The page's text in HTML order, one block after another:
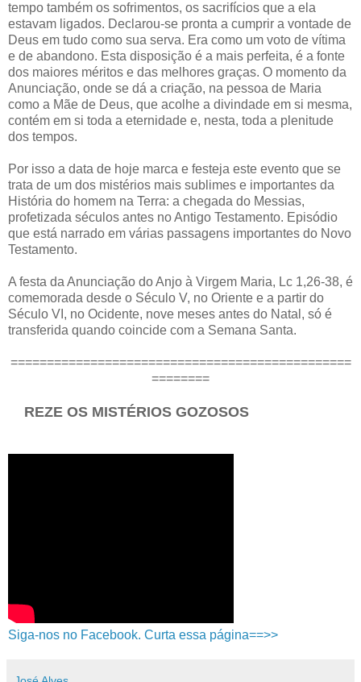
tempo também os sofrimentos, os sacrifícios que a ela
estavam ligados. Declarou-se pronta a cumprir a vontade de
Deus em tudo como sua serva. Era como um voto de vítima
e de abandono. Esta disposição é a mais perfeita, é a fonte
dos maiores méritos e das melhores graças. O momento da
Anunciação, onde se dá a criação, na pessoa de Maria
como a Mãe de Deus, que acolhe a divindade em si mesma,
contém em si toda a eternidade e, nesta, toda a plenitude
dos tempos.
Por isso a data de hoje marca e festeja este evento que se
trata de um dos mistérios mais sublimes e importantes da
História do homem na Terra: a chegada do Messias,
profetizada séculos antes no Antigo Testamento. Episódio
que está narrado em várias passagens importantes do Novo
Testamento.
A festa da Anunciação do Anjo à Virgem Maria, Lc 1,26-38, é
comemorada desde o Século V, no Oriente e a partir do
Século VI, no Ocidente, nove meses antes do Natal, só é
transferida quando coincide com a Semana Santa.
===============================================
========
REZE OS MISTÉRIOS GOZOSOS
Siga-nos no Facebook. Curta essa página==>>